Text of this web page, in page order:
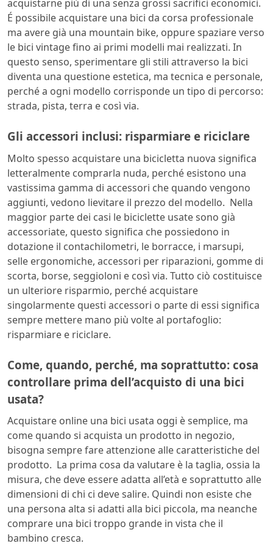
acquistarne più di una senza grossi sacrifici economici.
É possibile acquistare una bici da corsa professionale
ma avere già una mountain bike, oppure spaziare verso
le bici vintage fino ai primi modelli mai realizzati. In
questo senso, sperimentare gli stili attraverso la bici
diventa una questione estetica, ma tecnica e personale,
perché a ogni modello corrisponde un tipo di percorso:
strada, pista, terra e così via.
Gli accessori inclusi: risparmiare e riciclare
Molto spesso acquistare una bicicletta nuova significa
letteralmente comprarla nuda, perché esistono una
vastissima gamma di accessori che quando vengono
aggiunti, vedono lievitare il prezzo del modello. Nella
maggior parte dei casi le biciclette usate sono già
accessoriate, questo significa che possiedono in
dotazione il contachilometri, le borracce, i marsupi,
selle ergonomiche, accessori per riparazioni, gomme di
scorta, borse, seggioloni e così via. Tutto ciò costituisce
un ulteriore risparmio, perché acquistare
singolarmente questi accessori o parte di essi significa
sempre mettere mano più volte al portafoglio:
risparmiare e riciclare.
Come, quando, perché, ma soprattutto: cosa
controllare prima dell’acquisto di una bici
usata?
Acquistare online una bici usata oggi è semplice, ma
come quando si acquista un prodotto in negozio,
bisogna sempre fare attenzione alle caratteristiche del
prodotto. La prima cosa da valutare è la taglia, ossia la
misura, che deve essere adatta all’età e soprattutto alle
dimensioni di chi ci deve salire. Quindi non esiste che
una persona alta si adatti alla bici piccola, ma neanche
comprare una bici troppo grande in vista che il
bambino cresca.